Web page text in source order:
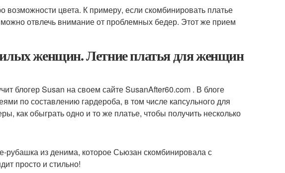
цвета. К примеру, если скомбинировать платье
отвлечь внимание от проблемных бедер. Этот же прием
женщин. Летние платья для женщин
блогер Susan на своем сайте SusanAfter60.com . В блоге
по составлению гардероба, в том числе капсульного для
как обыграть одно и то же платье, чтобы получить несколько
рубашка из денима, которое Сьюзан скомбинировала с
просто и стильно!